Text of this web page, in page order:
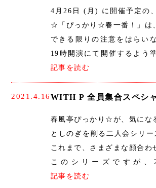
4月26日 (月) に開催予定の
☆「ぴっかり☆春一番！」は
できる限りの注意をはらい
19時開演にて開催するよう
記事を読む
2021.4.16WITH P 全員集合スペシ
春風亭ぴっかり☆が、気にな
としのぎを削る二人会シリー
これまで、さまざまな顔合わ
このシリーズですが、
記事を読む